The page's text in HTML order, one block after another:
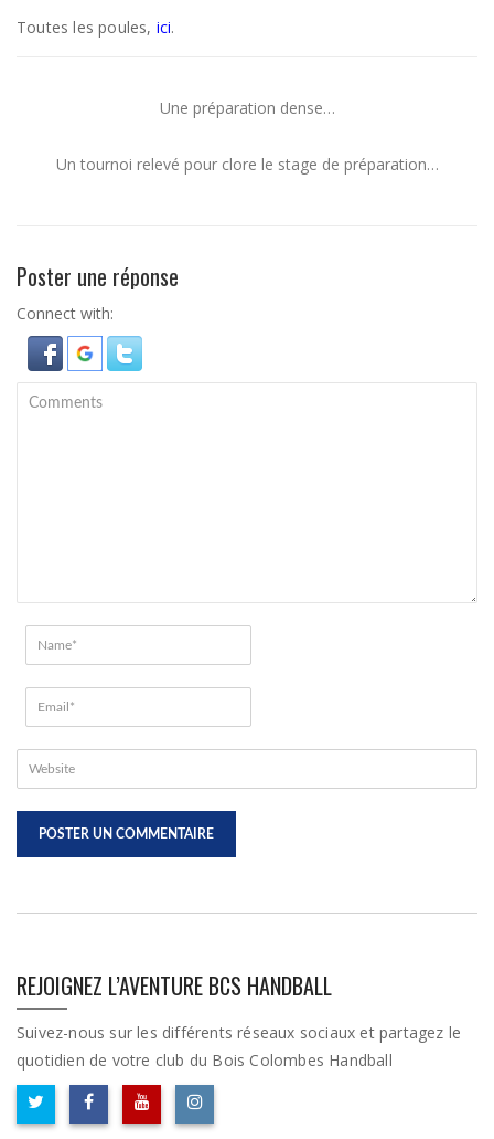
Toutes les poules, ici.
Une préparation dense…
Un tournoi relevé pour clore le stage de préparation…
Poster une réponse
Connect with:
REJOIGNEZ L’AVENTURE BCS HANDBALL
Suivez-nous sur les différents réseaux sociaux et partagez le
quotidien de votre club du Bois Colombes Handball